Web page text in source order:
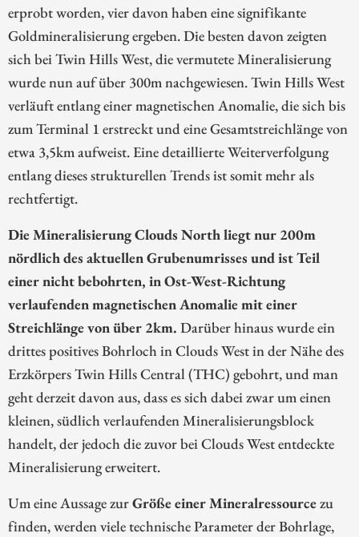
erprobt worden, vier davon haben eine signifikante
Goldmineralisierung ergeben. Die besten davon zeigten
sich bei Twin Hills West, die vermutete Mineralisierung
wurde nun auf über 300m nachgewiesen. Twin Hills West
verläuft entlang einer magnetischen Anomalie, die sich bis
zum Terminal 1 erstreckt und eine Gesamtstreichlänge von
etwa 3,5km aufweist. Eine detaillierte Weiterverfolgung
entlang dieses strukturellen Trends ist somit mehr als
rechtfertigt.
Die Mineralisierung Clouds North liegt nur 200m
nördlich des aktuellen Grubenumrisses und ist Teil
einer nicht bebohrten, in Ost-West-Richtung
verlaufenden magnetischen Anomalie mit einer
Streichlänge von über 2km. Darüber hinaus wurde ein
drittes positives Bohrloch in Clouds West in der Nähe des
Erzkörpers Twin Hills Central (THC) gebohrt, und man
geht derzeit davon aus, dass es sich dabei zwar um einen
kleinen, südlich verlaufenden Mineralisierungsblock
handelt, der jedoch die zuvor bei Clouds West entdeckte
Mineralisierung erweitert.
Um eine Aussage zurGröße einer Mineralressourcezu
finden, werden viele technische Parameter der Bohrlage,